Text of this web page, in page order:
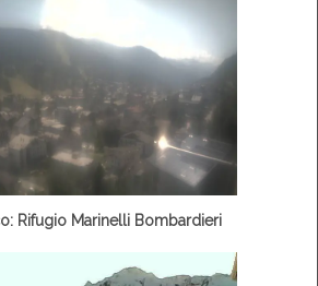
Rifugio Marinelli Bombardieri